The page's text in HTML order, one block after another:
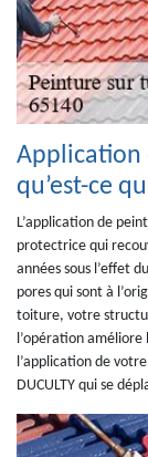
Application
qu’est-ce
L’application de
protectrice qui
années sous l’effet
pores qui sont à
toiture, votre
l’opération améliore
l’application de
DUCULTY qui se